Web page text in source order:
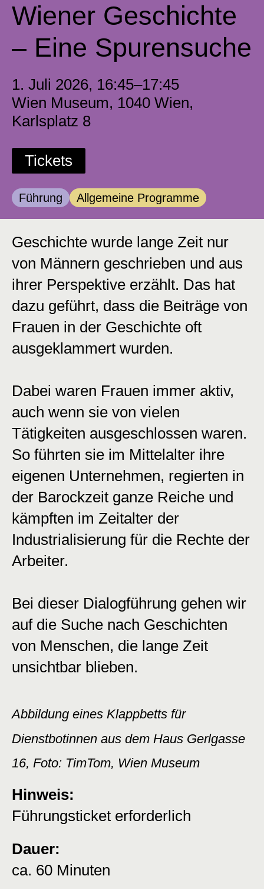
Wiener Geschichte
– Eine Spurensuche
1. Juli 2026, 16:45–17:45
Wien Museum, 1040 Wien,
Karlsplatz 8
Tickets
Kategorie:
Führung Kategorie:
Allgemeine Programme
Geschichte wurde lange Zeit nur
von Männern geschrieben und aus
ihrer Perspektive erzählt. Das hat
dazu geführt, dass die Beiträge von
Frauen in der Geschichte oft
ausgeklammert wurden.
Dabei waren Frauen immer aktiv,
auch wenn sie von vielen
Tätigkeiten ausgeschlossen waren.
So führten sie im Mittelalter ihre
eigenen Unternehmen, regierten in
der Barockzeit ganze Reiche und
kämpften im Zeitalter der
Industrialisierung für die Rechte der
Arbeiter.
Bei dieser Dialogführung gehen wir
auf die Suche nach Geschichten
von Menschen, die lange Zeit
unsichtbar blieben.
Abbildung eines Klappbetts für
Dienstbotinnen aus dem Haus Gerlgasse
16, Foto: TimTom, Wien Museum
Hinweis:
Führungsticket erforderlich
Dauer:
ca. 60 Minuten